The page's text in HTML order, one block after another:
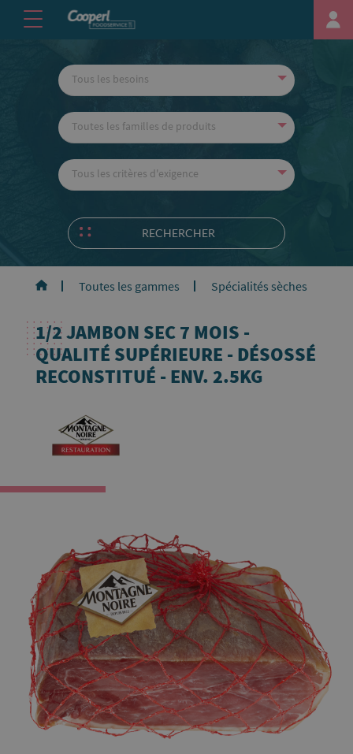
Tous les besoins
Toutes les familles de produits
Tous les critères d'exigence
RECHERCHER
Toutes les gammes Spécialités sèches
1/2 JAMBON SEC 7 MOIS -
QUALITÉ SUPÉRIEURE - DÉSOSSÉ
RECONSTITUÉ - ENV. 2.5KG